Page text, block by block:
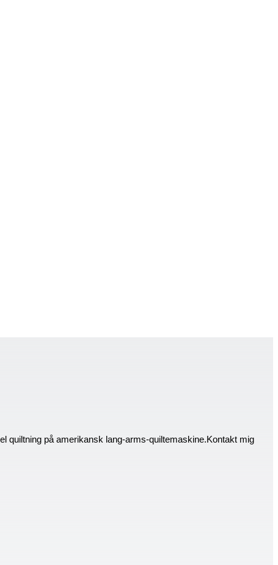
quiltning på amerikansk lang-arms-quiltemaskine.Kontakt mig